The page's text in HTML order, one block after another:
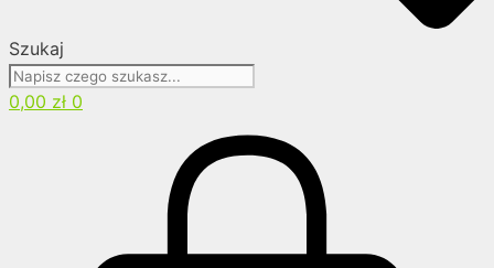
Szukaj
0,00 zł 0